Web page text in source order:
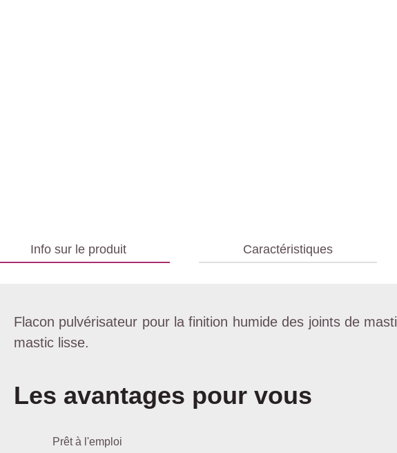
Info sur le produit Caractéristiques
Flacon pulvérisateur pour la finition humide des joints de
mastic lisse.
Les avantages pour vous
Prêt à l'emploi